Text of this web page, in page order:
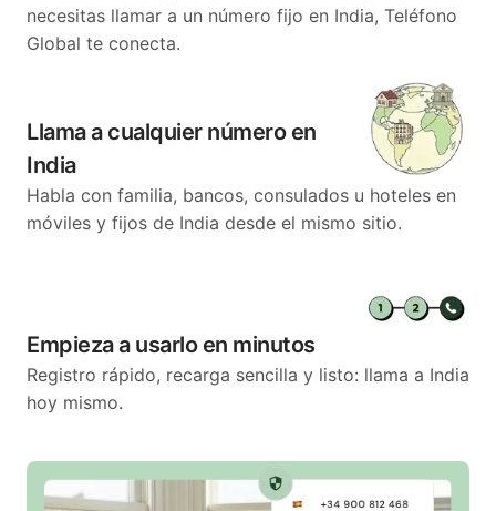
necesitas llamar a un número fijo en India, Teléfono
Global te conecta.
Llama a cualquier número en
India
Habla con familia, bancos, consulados u hoteles en
móviles y fijos de India desde el mismo sitio.
Empieza a usarlo en minutos
Registro rápido, recarga sencilla y listo: llama a India
hoy mismo.